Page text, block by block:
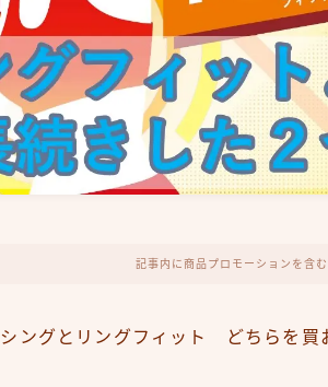
記事内に商品プロモーションを含
シングとリングフィット どちらを買